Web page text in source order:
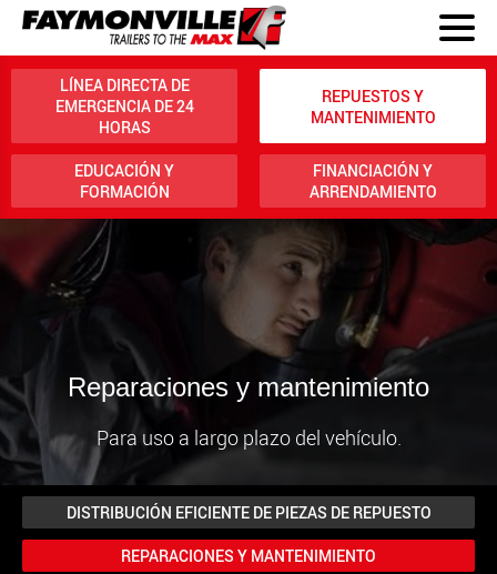
LÍNEA DIRECTA DE
EMERGENCIA DE 24
HORAS
REPUESTOS Y
MANTENIMIENTO
EDUCACIÓN Y
FORMACIÓN
FINANCIACIÓN Y
ARRENDAMIENTO
Reparaciones y mantenimiento
Para uso a largo plazo del vehículo.
DISTRIBUCIÓN EFICIENTE DE PIEZAS DE REPUESTO
REPARACIONES Y MANTENIMIENTO